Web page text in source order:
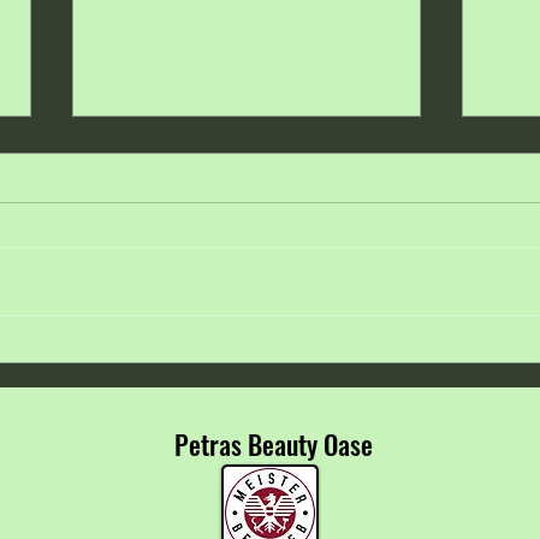
☀️ Barfuß durch den Sommer 🦶
✨
🌸💙
Petras Beauty Oase